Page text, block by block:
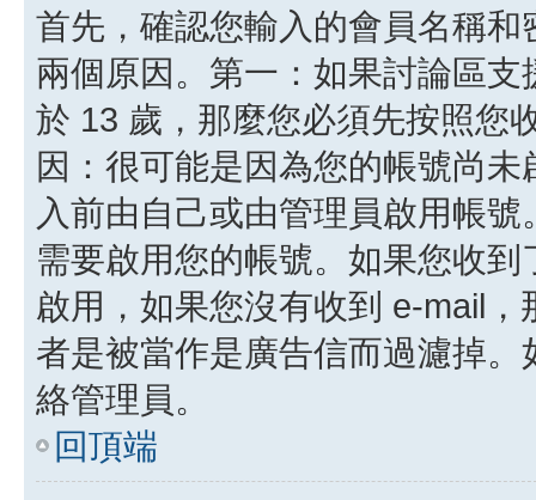
首先，確認您輸入的會員名稱
兩個原因。第一：如果討論區
於 13 歲，那麼您必須先按照您
因：很可能是因為您的帳號尚
入前由自己或由管理員啟用帳
需要啟用您的帳號。如果您收
啟用，如果您沒有收到 e-mail
者是被當作是廣告信而過濾掉
絡管理員。
回頂端